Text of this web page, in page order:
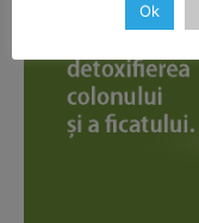
Company
About
Contact us
Ok